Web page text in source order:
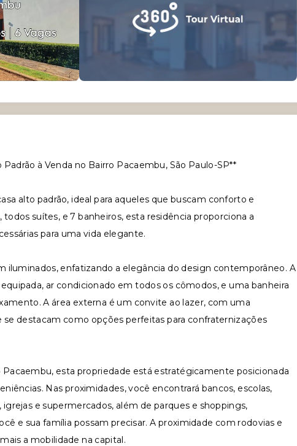
à Venda no Bairro Pacaembu, São Paulo-SP**
alto padrão, ideal para aqueles que buscam conforto e
suítes, e 7 banheiros, esta residência proporciona a
para uma vida elegante.
iluminados, enfatizando a elegância do design contemporâneo. A
ar condicionado em todos os cômodos, e uma banheira
A área externa é um convite ao lazer, com uma
se destacam como opções perfeitas para confraternizações
Pacaembu, esta propriedade está estratégicamente posicionada
Nas proximidades, você encontrará bancos, escolas,
e supermercados, além de parques e shoppings,
e sua família possam precisar. A proximidade com rodovias e
a mobilidade na capital.